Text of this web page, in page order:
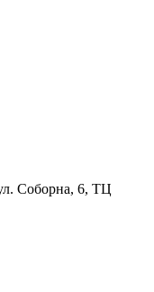
Соборна, 6, ТЦ